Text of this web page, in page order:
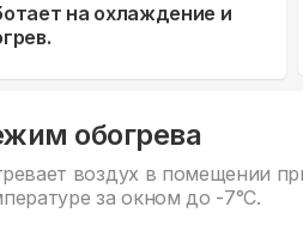
на охлаждение и
обогрева
воздух в помещении
за окном до -7°С.